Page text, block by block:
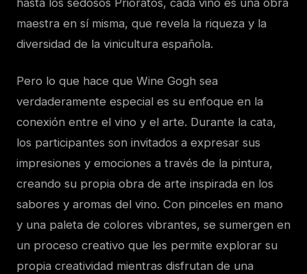
hasta los sedosos Prioratos, cada vino es una obra
maestra en sí misma, que revela la riqueza y la
diversidad de la vinicultura española.
Pero lo que hace que Wine Gogh sea
verdaderamente especial es su enfoque en la
conexión entre el vino y el arte. Durante la cata,
los participantes son invitados a expresar sus
impresiones y emociones a través de la pintura,
creando su propia obra de arte inspirada en los
sabores y aromas del vino. Con pinceles en mano
y una paleta de colores vibrantes, se sumergen en
un proceso creativo que les permite explorar su
propia creatividad mientras disfrutan de una